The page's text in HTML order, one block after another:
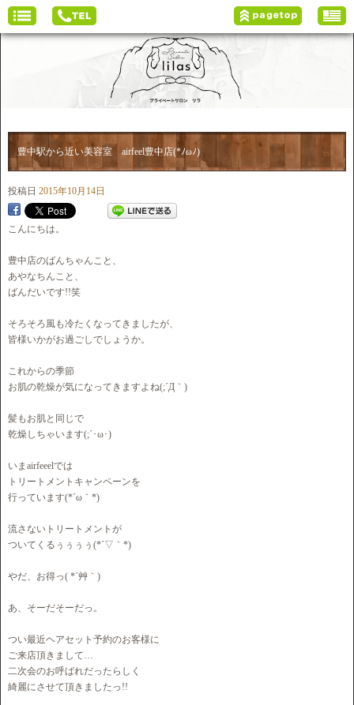
豊中駅から近い美容室 airfeel豊中店(*ﾉωﾉ)
投稿日 2015年10月14日
こんにちは。
豊中店のばんちゃんこと、
あやなちんこと、
ばんだいです!!笑
そろそろ風も冷たくなってきましたが、
皆様いかがお過ごしでしょうか。
これからの季節
お肌の乾燥が気になってきますよね(;´Д｀)
髪もお肌と同じで
乾燥しちゃいます(;´･ω･)
いまairfeeelでは
トリートメントキャンペーンを
行っています(*´ω｀*)
流さないトリートメントが
ついてくるぅぅぅぅ(*´▽｀*)
やだ、お得っ( *´艸｀)
あ、そーだそーだっ。
つい最近ヘアセット予約のお客様に
ご来店頂きまして…
二次会のお呼ばれだったらしく
綺麗にさせて頂きましたっ!!